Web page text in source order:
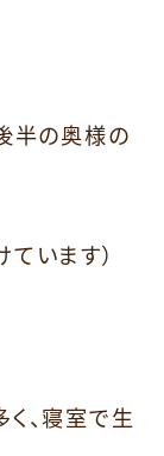
半の奥様の
います）
、寝室で生